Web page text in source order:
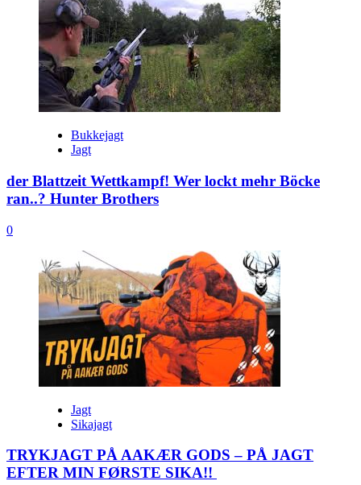
Bukkejagt
Jagt
der Blattzeit Wettkampf! Wer lockt mehr Böcke
ran..? Hunter Brothers
0
Jagt
Sikajagt
TRYKJAGT PÅ AAKÆR GODS – PÅ JAGT
EFTER MIN FØRSTE SIKA!!